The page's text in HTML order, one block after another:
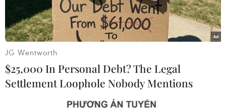
JG Wentworth
$25,000 In Personal Debt? The Legal
Settlement Loophole Nobody Mentions